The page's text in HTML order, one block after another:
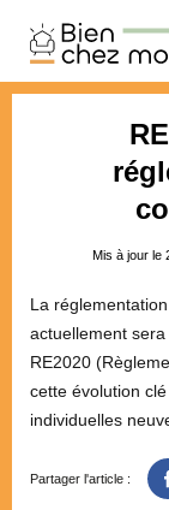
Mis à jour le
La
actuellement
RE2020
cette évolution
individuelles
Partager l'article :